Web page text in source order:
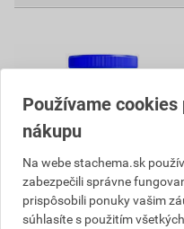
Používame
nákupu
Na webe stachema.sk
zabezpečili správne
prispôsobili ponuky vašim
súhlasíte s použitím